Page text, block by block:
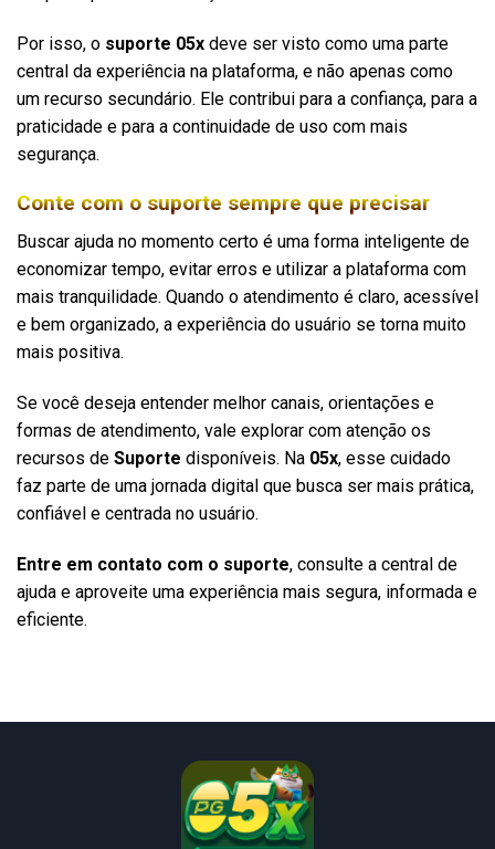
Por isso, o suporte 05x deve ser visto como uma parte
central da experiência na plataforma, e não apenas como
um recurso secundário. Ele contribui para a confiança, para a
praticidade e para a continuidade de uso com mais
segurança.
Conte com o suporte sempre que precisar
Buscar ajuda no momento certo é uma forma inteligente de
economizar tempo, evitar erros e utilizar a plataforma com
mais tranquilidade. Quando o atendimento é claro, acessível
e bem organizado, a experiência do usuário se torna muito
mais positiva.
Se você deseja entender melhor canais, orientações e
formas de atendimento, vale explorar com atenção os
recursos de Suporte disponíveis. Na 05x, esse cuidado
faz parte de uma jornada digital que busca ser mais prática,
confiável e centrada no usuário.
Entre em contato com o suporte, consulte a central de
ajuda e aproveite uma experiência mais segura, informada e
eficiente.